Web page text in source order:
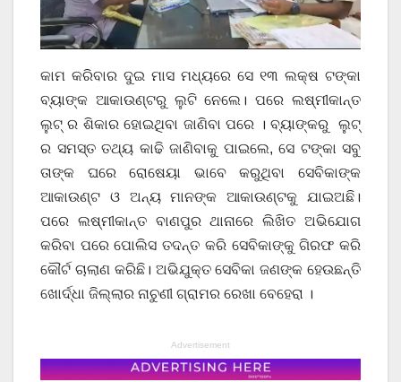
କାମ କରିବାର ଦୁଇ ମାସ ମଧ୍ୟରେ ସେ ୧୩ ଲକ୍ଷ ଟଙ୍କା
ବ୍ୟାଙ୍କ ଆକାଉଣ୍ଟରୁ ଲୁଟି ନେଲେ। ପରେ ଲଷ୍ମୀକାନ୍ତ
ଲୁଟ୍ ର ଶିକାର ହୋଇଥିବା ଜାଣିବା ପରେ । ବ୍ୟାଙ୍କରୁ ଲୁଟ୍
ର ସମସ୍ତ ତଥ୍ୟ କାଢି ଜାଣିବାକୁ ପାଇଲେ, ସେ ଟଙ୍କା ସବୁ
ତାଙ୍କ ଘରେ ରୋଷେୟା ଭାବେ କରୁଥିବା ସେବିକାଙ୍କ
ଆକାଉଣ୍ଟ ଓ ଅନ୍ୟ ମାନଙ୍କ ଆକାଉଣ୍ଟକୁ ଯାଇଅଛି।
ପରେ ଲଷ୍ମୀକାନ୍ତ ବାଣପୁର ଥାନାରେ ଲିଖିତ ଅଭିଯୋଗ
କରିବା ପରେ ପୋଲିସ ତଦନ୍ତ କରି ସେବିକାଙ୍କୁ ଗିରଫ କରି
କୌର୍ଟ ଚାଲାଣ କରିଛି। ଅଭିଯୁକ୍ତ ସେବିକା ଜଣଙ୍କ ହେଉଛନ୍ତି
ଖୋର୍ଦ୍ଧା ଜିଲ୍ଲାର ନାଚୁଣୀ ଗ୍ରାମର ରେଖା ବେହେରା ।
Advertisement